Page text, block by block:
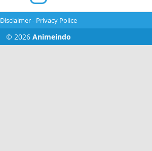
Disclaimer- Privacy Police
© 2026 Animeindo